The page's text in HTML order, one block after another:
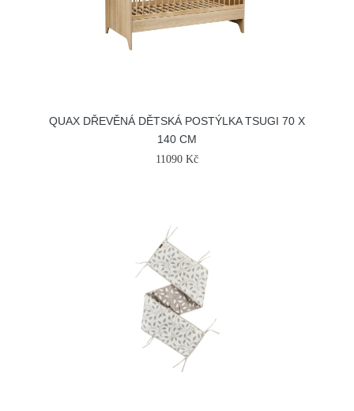
QUAX DŘEVĚNÁ DĚTSKÁ POSTÝLKA TSUGI 70 X
140 CM
11090 Kč